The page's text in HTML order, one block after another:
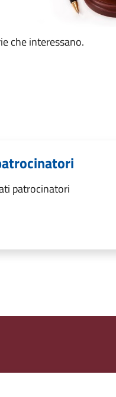
che interessano.
patrocinatori